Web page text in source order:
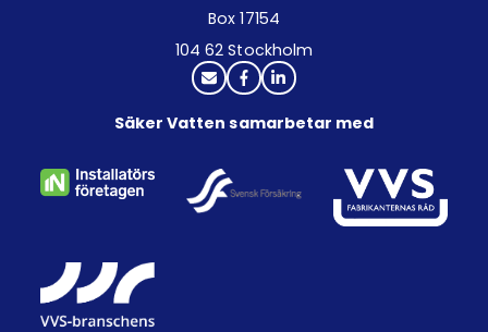
Box 17154
104 62 Stockholm
Säker Vatten samarbetar med